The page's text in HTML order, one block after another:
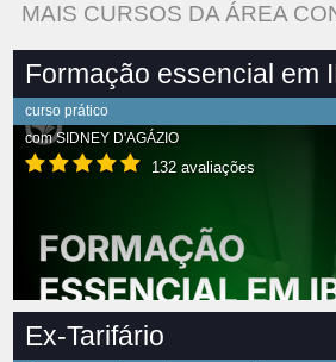
MAIS CURSOS DA ÁREA
Formação essencial em
curso prático
comSIDNEY D'AGÁZIO
132 avaliações
Ex-Tarifário